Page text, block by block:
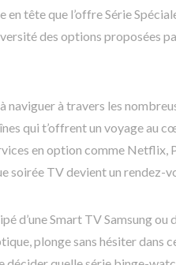
en tête que l’offre Série
des options proposées
naviguer à travers les
qui t’offrent un voyage au
en option comme Netflix,
soirée TV devient un rendez-
d’une Smart TV Samsung
plonge sans hésiter dans